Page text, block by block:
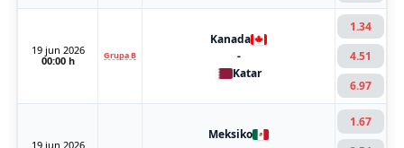
19 jun 2026
00:00 h
Grupa B
Kanada
-
Katar
1.34
4.51
6.97
19 jun 2026
Meksiko
1.67